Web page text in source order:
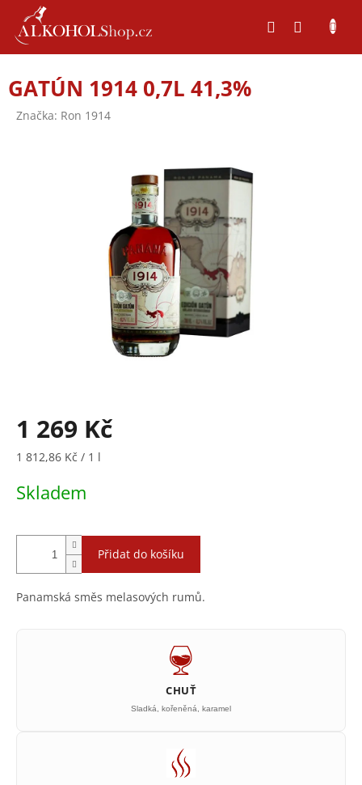
obsah
GATÚN 1914 0,7L 41,3%
Značka: Ron 1914
1 269 Kč
Měrná
1 812,86 Kč / 1 l
Skladem
Přidat do košíku
Panamská směs melasových rumů.
CHUŤ
Sladká, kořeněná, karamel